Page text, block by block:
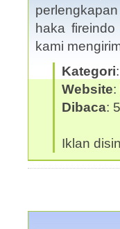
haka
kami
Kategori
Website:
Dibaca:
Iklan